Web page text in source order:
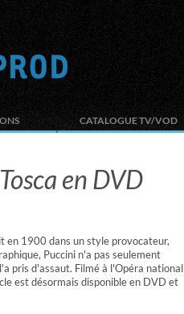
CATALOGUE TV/VOD
en DVD
en 1900 dans un style provocateur,
Puccini n'a pas seulement
pris d'assaut. Filmé à l'Opéra national
est désormais disponible en DVD et